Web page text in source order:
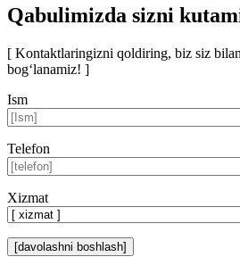
Qabulimizda sizni
[ Kontaktlaringizni qoldiring, biz siz
bog‘lanamiz! ]
Ism
Telefon
Xizmat